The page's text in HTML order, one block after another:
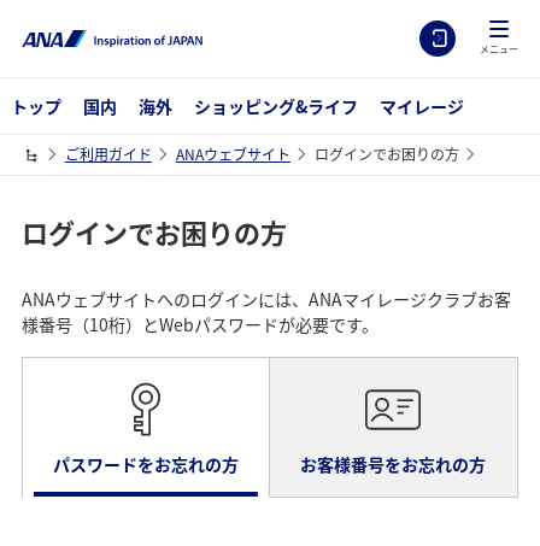
メニュー
トップ 国内 海外 ショッピング&ライフ マイレージ
ご利用ガイド ANAウェブサイト ログインでお困りの方
ログインでお困りの方
ANAウェブサイトへのログインには、ANAマイレージクラブお客
様番号（10桁）とWebパスワードが必要です。
パスワードをお忘れの方 お客様番号をお忘れの方